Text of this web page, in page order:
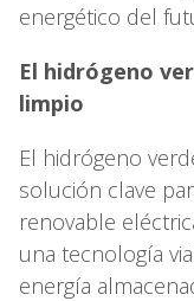
energético del
El hidrógeno
limpio
El hidrógeno
solución clave
renovable
una tecnología
energía